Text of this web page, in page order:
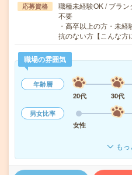
応募資格
職種未経験OK / ブラ
不要
・高卒以上の方・未
抗のない方【こんな
職場の雰囲気
年齢層
20代
30代
男女比率
女性
も